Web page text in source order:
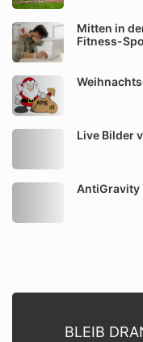
Mitten in
Fitness-
Live Bilder
AntiGravity
BLEIB